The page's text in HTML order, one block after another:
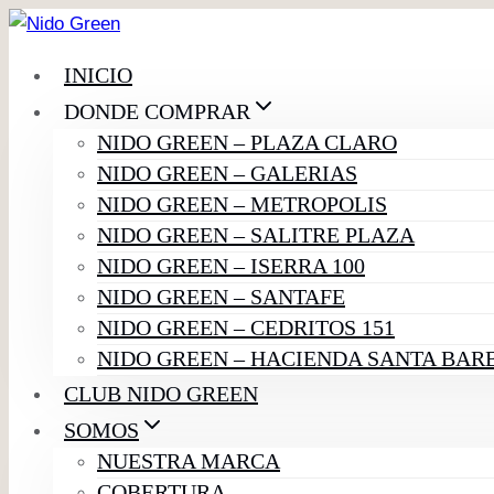
Saltar
contenidoINICIO
DONDE COMPRAR
NIDO GREEN – PLAZA CLARO
NIDO GREEN – GALERIAS
NIDO GREEN – METROPOLIS
NIDO GREEN – SALITRE PLAZA
NIDO GREEN – ISERRA 100
NIDO GREEN – SANTAFE
NIDO GREEN – CEDRITOS 151
NIDO GREEN – HACIENDA SANTA
CLUB NIDO GREEN
SOMOS
NUESTRA MARCA